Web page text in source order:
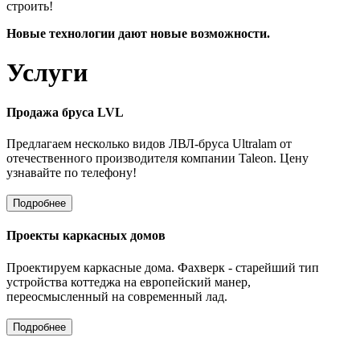
строить!
Новые технологии дают новые возможности.
Услуги
Продажа бруса LVL
Предлагаем несколько видов ЛВЛ-бруса Ultralam от
отечественного производителя компании Taleon. Цену
узнавайте по телефону!
Подробнее
Проекты каркасных домов
Проектируем каркасные дома. Фахверк - старейший тип
устройства коттеджа на европейский манер,
переосмысленный на современный лад.
Подробнее